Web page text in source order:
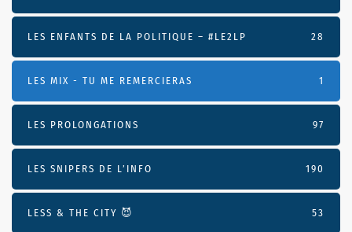
LES ENFANTS DE LA POLITIQUE – #LE2LP 28
LES MIX - TU ME REMERCIERAS 1
LES PROLONGATIONS 97
LES SNIPERS DE L’INFO 190
LESS & THE CITY 😈 53